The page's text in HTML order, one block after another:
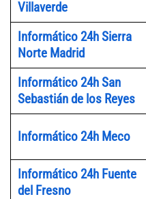
Villaverde
Informático 24h Sierra
Norte Madrid
Informático 24h San
Sebastián de los Reyes
Informático 24h Meco
Informático 24h Fuente
del Fresno